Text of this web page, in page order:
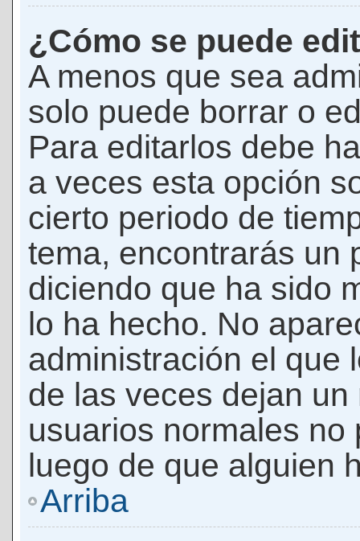
¿Cómo se puede
A menos que sea
solo puede borrar o
Para editarlos debe
a veces esta opción
cierto periodo de
tema, encontrarás un
diciendo que ha sido
lo ha hecho. No
administración el que
de las veces dejan
usuarios normales
luego de que alguien
Arriba